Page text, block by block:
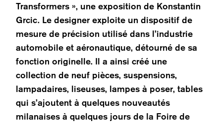
Transformers », une exposition de Konstantin
Grcic. Le designer exploite un dispositif de
mesure de précision utilisé dans l’industrie
automobile et aéronautique, détourné de sa
fonction originelle. Il a ainsi créé une
collection de neuf pièces, suspensions,
lampadaires, liseuses, lampes à poser, tables
qui s’ajoutent à quelques nouveautés
milanaises à quelques jours de la Foire de